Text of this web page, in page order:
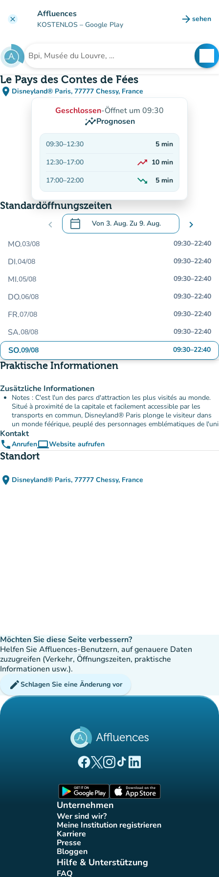
clear Affluences
KOSTENLOS – Google Play arrow_forward sehen
(new
Suche nach einer Einrichtung
Le Pays des Contes de Fées
place Disneyland® Paris, 77777 Chessy, France
(in Google Maps öffnen)
(new tab)
Geschlossen-Öffnet um 09:30
insightsPrognosen
09:30–12:30 5 min
12:30–17:00 trending_up 10 min
17:00–22:00 trending_down
Abnehmend
5 min
Standardöffnungszeiten
chevron_left calendar_today Von 3. Aug. Zu 9. Aug.
.Öffnen Sie den Kalender, um Daten zu
chevron_right
MO.03/08 09:30–22:40
DI.04/08 09:30–22:40
MI.05/08 09:30–22:40
DO.06/08 09:30–22:40
FR.07/08 09:30–22:40
SA.08/08 09:30–22:40
SO.09/08 09:30–22:40
Praktische Informationen
Zusätzliche Informationen
Notes : C'est l'un des parcs d'attraction les plus visités au monde.
Situé à proximité de la capitale et facilement accessible par les
transports en commun, Disneyland® Paris plonge le visiteur dans
un monde féérique, peuplé des personnages emblématiques de l'uni
Kontakt
phoneAnrufencomputerWebsite aufrufen
(new tab)
Standort
place Disneyland® Paris, 77777 Chessy, France
(in Google Maps öffnen)
(new tab)
Möchten Sie diese Seite verbessern?
Helfen Sie Affluences-Benutzern, auf genauere Daten
zuzugreifen (Verkehr, Öffnungszeiten, praktische
Informationen usw.).
editSchlagen Sie eine Änderung vor
(new tab)
(new tab)
(new tab)(new tab)
(new tab)
Unternehmen
Wer sind wir?
(new tab)
Meine Institution registrieren
(new tab)
Karriere(new tab)
Presse(new tab)
Bloggen
(new tab)
Hilfe & Unterstützung
FAQ